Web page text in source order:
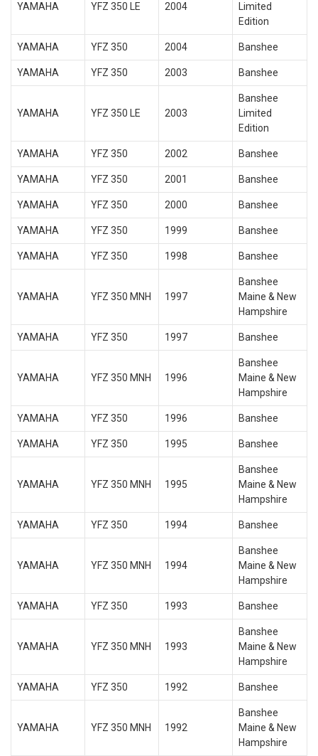
YAMAHA YFZ 350 LE 2004
Limited
Edition
YAMAHA YFZ 350 2004 Banshee
YAMAHA YFZ 350 2003 Banshee
YAMAHA YFZ 350 LE 2003
Banshee
Limited
Edition
YAMAHA YFZ 350 2002 Banshee
YAMAHA YFZ 350 2001 Banshee
YAMAHA YFZ 350 2000 Banshee
YAMAHA YFZ 350 1999 Banshee
YAMAHA YFZ 350 1998 Banshee
YAMAHA YFZ 350 MNH 1997
Banshee
Maine & New
Hampshire
YAMAHA YFZ 350 1997 Banshee
YAMAHA YFZ 350 MNH 1996
Banshee
Maine & New
Hampshire
YAMAHA YFZ 350 1996 Banshee
YAMAHA YFZ 350 1995 Banshee
YAMAHA YFZ 350 MNH 1995
Banshee
Maine & New
Hampshire
YAMAHA YFZ 350 1994 Banshee
YAMAHA YFZ 350 MNH 1994
Banshee
Maine & New
Hampshire
YAMAHA YFZ 350 1993 Banshee
YAMAHA YFZ 350 MNH 1993
Banshee
Maine & New
Hampshire
YAMAHA YFZ 350 1992 Banshee
YAMAHA YFZ 350 MNH 1992
Banshee
Maine & New
Hampshire